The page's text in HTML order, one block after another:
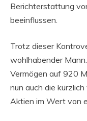
Berichterstattung
beeinflussen.
Trotz dieser
wohlhabender
Vermögen auf 920
nun auch die
Aktien im Wert von